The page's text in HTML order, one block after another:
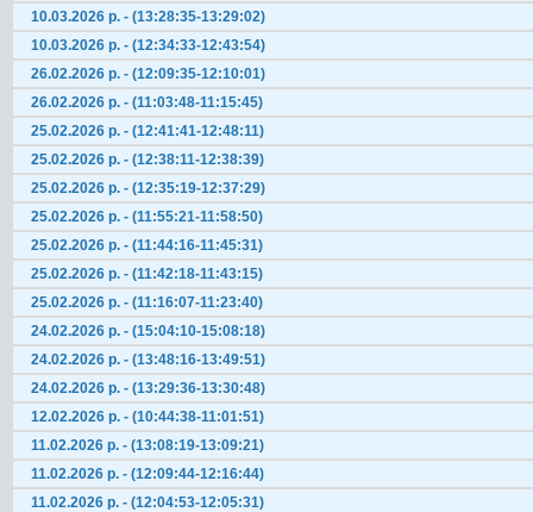
10.03.2026 р. - (13:28:35-13:29:02)
10.03.2026 р. - (12:34:33-12:43:54)
26.02.2026 р. - (12:09:35-12:10:01)
26.02.2026 р. - (11:03:48-11:15:45)
25.02.2026 р. - (12:41:41-12:48:11)
25.02.2026 р. - (12:38:11-12:38:39)
25.02.2026 р. - (12:35:19-12:37:29)
25.02.2026 р. - (11:55:21-11:58:50)
25.02.2026 р. - (11:44:16-11:45:31)
25.02.2026 р. - (11:42:18-11:43:15)
25.02.2026 р. - (11:16:07-11:23:40)
24.02.2026 р. - (15:04:10-15:08:18)
24.02.2026 р. - (13:48:16-13:49:51)
24.02.2026 р. - (13:29:36-13:30:48)
12.02.2026 р. - (10:44:38-11:01:51)
11.02.2026 р. - (13:08:19-13:09:21)
11.02.2026 р. - (12:09:44-12:16:44)
11.02.2026 р. - (12:04:53-12:05:31)